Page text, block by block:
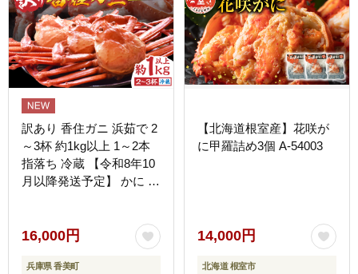
訳あり 香住ガニ 浜茹で 2
～3杯 約1kg以上 1～2本
指落ち 冷蔵 【令和8年10
月以降発送予定】 かに カ
16,000円
兵庫県 香美町
【北海道根室産】花咲が
に甲羅詰め3個 A-54003
14,000円
北海道 根室市